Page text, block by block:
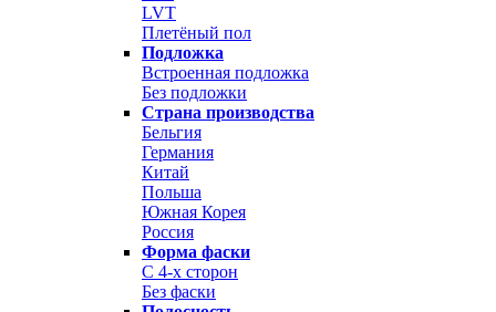
LVT
Плетёный пол
Подложка
Встроенная подложка
Без подложки
Страна производства
Бельгия
Германия
Китай
Польша
Южная Корея
Россия
Форма фаски
С 4-х сторон
Без фаски